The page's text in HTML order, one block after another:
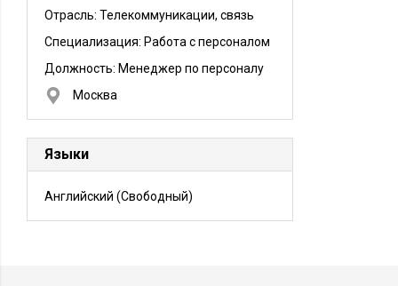
Отрасль: Телекоммуникации, связь
Специализация: Работа с персоналом
Должность: Менеджер по персоналу
Москва
Языки
Английский (Свободный)